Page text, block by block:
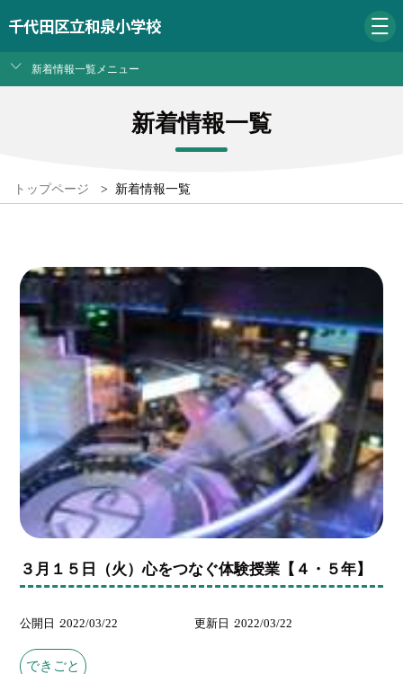
千代田区立和泉小学校
新着情報一覧メニュー
新着情報一覧
トップページ > 新着情報一覧
３月１５日（火）心をつなぐ体験授業【４・５年】
公開日 2022/03/22 更新日 2022/03/22
できごと